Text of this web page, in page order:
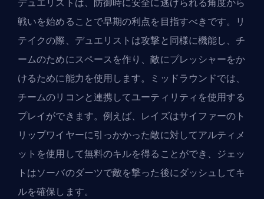
戦いを始めることで早期の利点を目指すべきです。リ
テイクの際、デュエリストは攻撃と同様に機能し、チ
ームのためにスペースを作り、敵にプレッシャーをか
けるために能力を使用します。ミッドラウンドでは、
チームのリコンと連携してユーティリティを使用する
プレイができます。例えば、レイズはサイファーのト
リップワイヤーに引っかかった敵に対してアルティメ
ットを使用して無料のキルを得ることができ、ジェッ
トはソーバのダーツで敵を撃った後にダッシュしてキ
ルを確保します。